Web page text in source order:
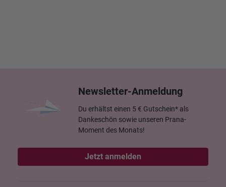
Newsletter-Anmeldung
Du erhältst einen 5 € Gutschein* als
Dankeschön sowie unseren Prana-
Moment des Monats!
Jetzt anmelden